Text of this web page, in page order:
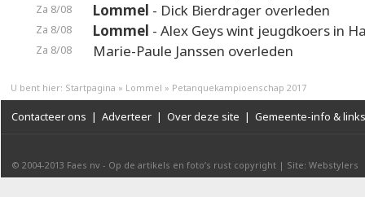
Za 8/08 Lommel - Dick Bierdrager overleden
Za 8/08 Lommel - Alex Geys wint jeugdkoers in
Za 8/08 Marie-Paule Janssen overleden
U bent hier: Startpagina » Lommel » Petanquekampioenschap 2017
Contacteer ons | Adverteer | Over deze site | Gemeente-info & links
© 2004-2013 Faes nv - Op de artikels en foto’s rust copyright | Site: Webstylers